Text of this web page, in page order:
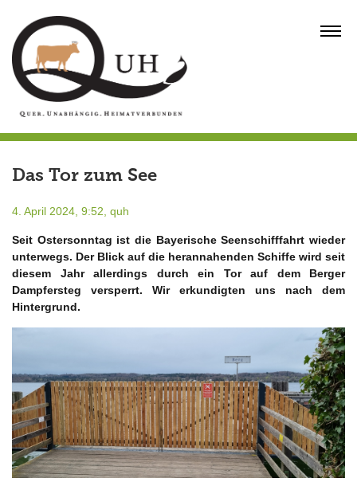
content
Das Tor zum See
4. April 2024, 9:52, quh
Seit Ostersonntag ist die Bayerische Seenschifffahrt wieder
unterwegs. Der Blick auf die herannahenden Schiffe wird seit
diesem Jahr allerdings durch ein Tor auf dem Berger
Dampfersteg versperrt. Wir erkundigten uns nach dem
Hintergrund.